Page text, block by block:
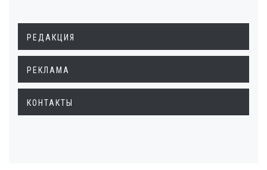
РЕДАКЦИЯ
РЕКЛАМА
КОНТАКТЫ